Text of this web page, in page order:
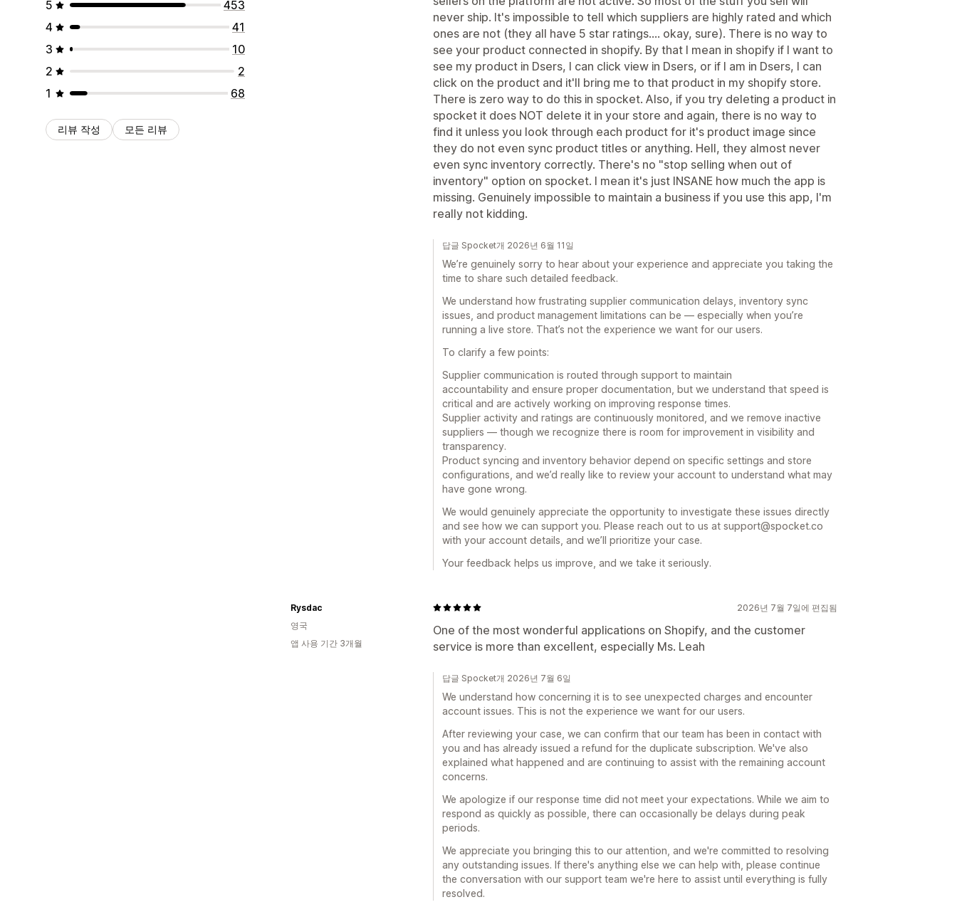
5
453
4
41
3
10
2
2
1
68
리뷰 작성 모든 리뷰
never ship. It's impossible to tell which suppliers are highly rated and which
ones are not (they all have 5 star ratings.... okay, sure). There is no way to
see your product connected in shopify. By that I mean in shopify if I want to
see my product in Dsers, I can click view in Dsers, or if I am in Dsers, I can
click on the product and it'll bring me to that product in my shopify store.
There is zero way to do this in spocket. Also, if you try deleting a product in
spocket it does NOT delete it in your store and again, there is no way to
find it unless you look through each product for it's product image since
they do not even sync product titles or anything. Hell, they almost never
even sync inventory correctly. There's no "stop selling when out of
inventory" option on spocket. I mean it's just INSANE how much the app is
missing. Genuinely impossible to maintain a business if you use this app, I'm
really not kidding.
답글 Spocket개 2026년 6월 11일
We’re genuinely sorry to hear about your experience and appreciate you taking the
time to share such detailed feedback.
We understand how frustrating supplier communication delays, inventory sync
issues, and product management limitations can be — especially when you’re
running a live store. That’s not the experience we want for our users.
To clarify a few points:
Supplier communication is routed through support to maintain
accountability and ensure proper documentation, but we understand that speed is
critical and are actively working on improving response times.
Supplier activity and ratings are continuously monitored, and we remove inactive
suppliers — though we recognize there is room for improvement in visibility and
transparency.
Product syncing and inventory behavior depend on specific settings and store
configurations, and we’d really like to review your account to understand what may
have gone wrong.
We would genuinely appreciate the opportunity to investigate these issues directly
and see how we can support you. Please reach out to us at support@spocket.co
with your account details, and we’ll prioritize your case.
Your feedback helps us improve, and we take it seriously.
2026년 7월 7일에 편집됨
One of the most wonderful applications on Shopify, and the customer
service is more than excellent, especially Ms. Leah
Rysdac
영국
앱 사용 기간 3개월
답글 Spocket개 2026년 7월 6일
We understand how concerning it is to see unexpected charges and encounter
account issues. This is not the experience we want for our users.
After reviewing your case, we can confirm that our team has been in contact with
you and has already issued a refund for the duplicate subscription. We've also
explained what happened and are continuing to assist with the remaining account
concerns.
We apologize if our response time did not meet your expectations. While we aim to
respond as quickly as possible, there can occasionally be delays during peak
periods.
We appreciate you bringing this to our attention, and we're committed to resolving
any outstanding issues. If there's anything else we can help with, please continue
the conversation with our support team we're here to assist until everything is fully
resolved.